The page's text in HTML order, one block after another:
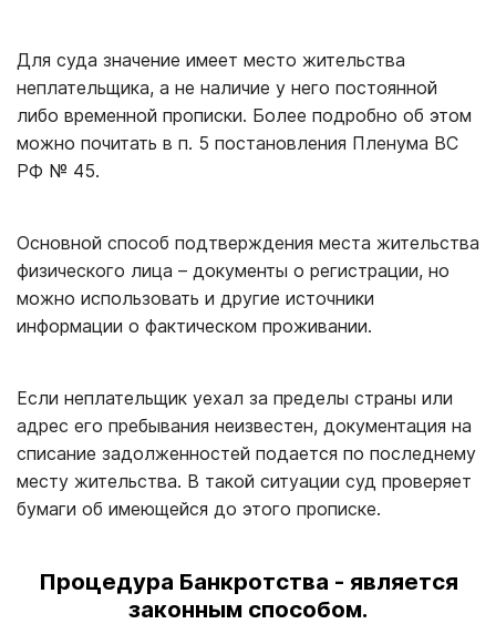
Для суда значение имеет место жительства
неплательщика, а не наличие у него постоянной
либо временной прописки. Более подробно об этом
можно почитать в п. 5 постановления Пленума ВС
РФ № 45.
Основной способ подтверждения места жительства
физического лица – документы о регистрации, но
можно использовать и другие источники
информации о фактическом проживании.
Если неплательщик уехал за пределы страны или
адрес его пребывания неизвестен, документация на
списание задолженностей подается по последнему
месту жительства. В такой ситуации суд проверяет
бумаги об имеющейся до этого прописке.
Процедура Банкротства - является
законным способом.